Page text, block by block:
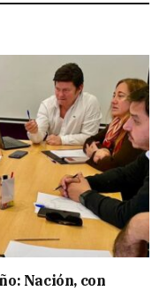
Nación, con